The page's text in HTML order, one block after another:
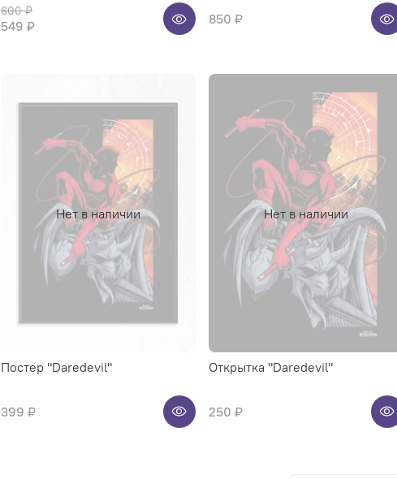
600 ₽
549 ₽ 850 ₽
Нет в наличии
Постер "Daredevil"
399 ₽
Нет в наличии
Открытка "Daredevil"
250 ₽